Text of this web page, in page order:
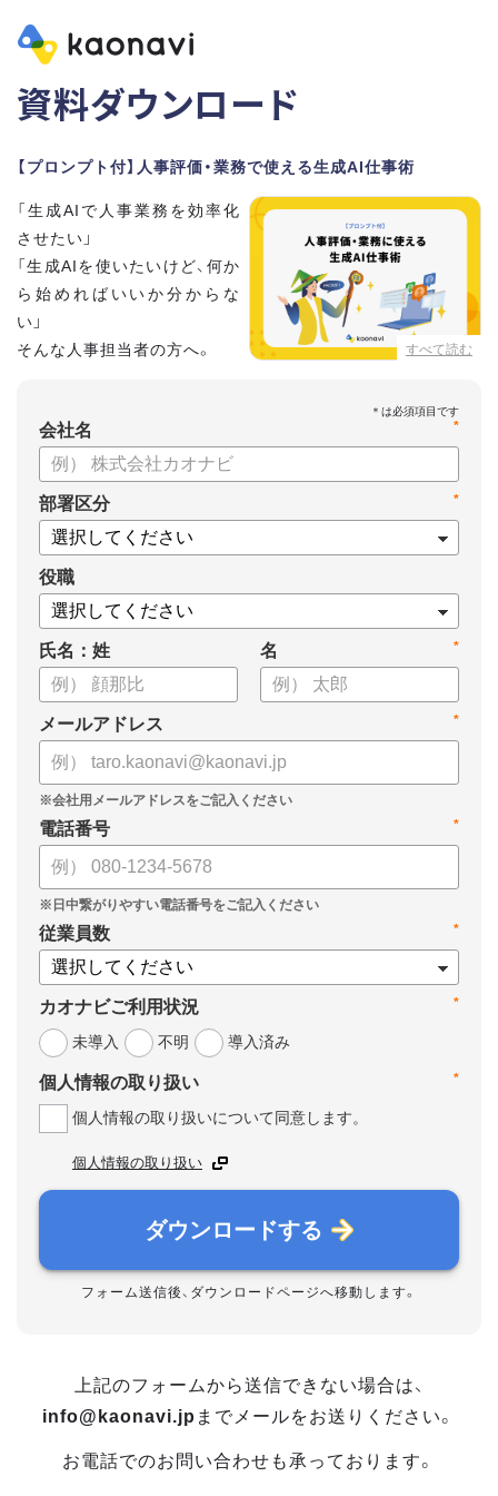
資料ダウンロード
【プロンプト付】人事評価・業務で使える生成AI仕事術
すべて読む
「生成AIで人事業務を効率化
させたい」
「生成AIを使いたいけど、何か
ら始めればいいか分からな
い」
そんな人事担当者の方へ。
本資料では、人事担当者300名の実態調査をもとに現場ですぐ
に役立つ生成AI活用術を紹介しています。
生成AI利用時のポイントや注意事項もまとめているため、これ
から始める方も安心です。評価シートフォーマットの作成や素
案の生成など、コピペで使えるプロンプトも収録！
生成AIを「壁打ち相手」や「作業アシスタント」にして、明日か
らの人事業務を効率化してみませんか？
【資料の内容】
・人事担当者に聞いた「生成AI活用に関する実態調査」
・生成AI利用における注意点やルール
・今日から使えるプロンプト集（人事評価、エンゲージメント業
務）
*
会社名
*
部署区分
役職
氏名：姓 *
名
*
メールアドレス
*
電話番号
*
従業員数
*
カオナビご利用状況
未導入
不明 導入済み
*
個人情報の取り扱い
個人情報の取り扱いについて同意します。
個人情報の取り扱い
ダウンロードする
フォーム送信後、ダウンロードページへ移動します。
上記のフォームから送信できない場合は、
info@kaonavi.jp までメールをお送りください。
お電話でのお問い合わせも承っております。